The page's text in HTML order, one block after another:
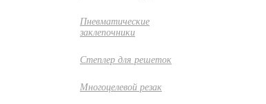
Пневматические
заклепочники
Степлер для решеток
Многоцелевой резак